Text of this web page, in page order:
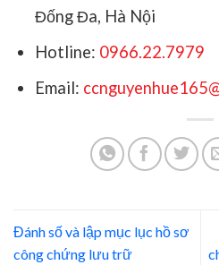
Đống Đa, Hà Nội
Hotline: 0966.22.7979
Email:
Đánh số và lập mục lục hồ sơ
công chứng lưu trữ